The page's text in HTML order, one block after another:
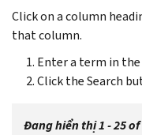
Click on a column
that column.
Enter a term in the
Click the Search
Đang hiển thị 1 - 25 of